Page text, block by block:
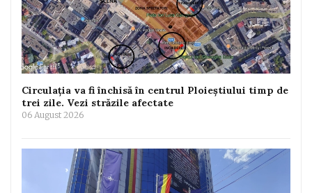
Circulația va fi închisă în centrul Ploieștiului timp de
trei zile. Vezi străzile afectate
06 August 2026